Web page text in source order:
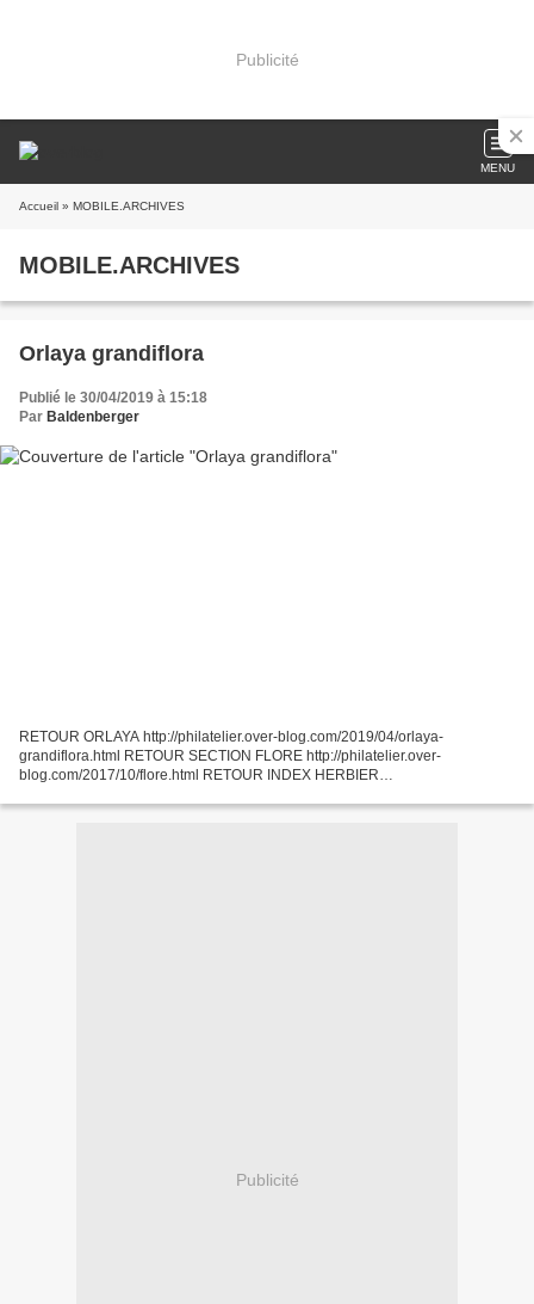
Publicité
MENU
Accueil » MOBILE.ARCHIVES
MOBILE.ARCHIVES
Orlaya grandiflora
Publié le 30/04/2019 à 15:18
Par Baldenberger
RETOUR ORLAYA http://philatelier.over-blog.com/2019/04/orlaya-
grandiflora.html RETOUR SECTION FLORE http://philatelier.over-
blog.com/2017/10/flore.html RETOUR INDEX HERBIER
Publicité